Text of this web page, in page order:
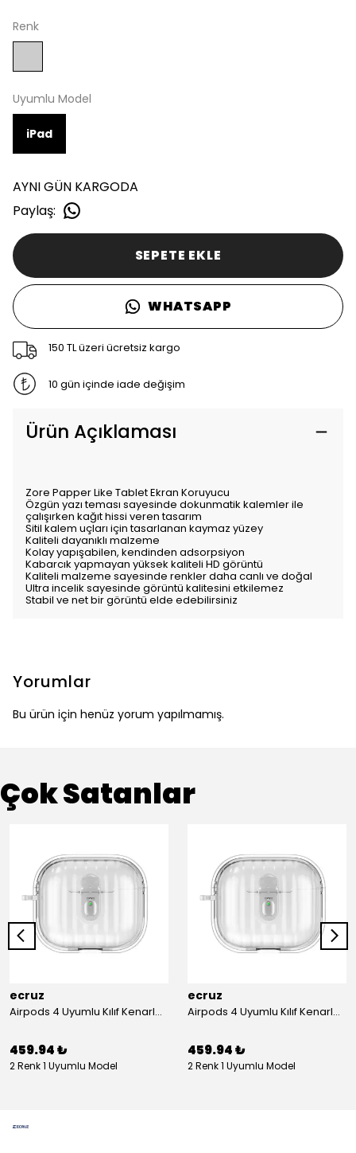
Renk
Uyumlu Model
iPad
AYNI GÜN KARGODA
Paylaş:
SEPETE EKLE
WHATSAPP
150 TL üzeri ücretsiz kargo
10 gün içinde iade değişim
Ürün Açıklaması
Zore Papper Like Tablet Ekran Koruyucu
Özgün yazı teması sayesinde dokunmatik kalemler ile
çalışırken kağıt hissi veren tasarım
Sitil kalem uçları için tasarlanan kaymaz yüzey
Kaliteli dayanıklı malzeme
Kolay yapışabilen, kendinden adsorpsiyon
Kabarcık yapmayan yüksek kaliteli HD görüntü
Kaliteli malzeme sayesinde renkler daha canlı ve doğal
Ultra incelik sayesinde görüntü kalitesini etkilemez
Stabil ve net bir görüntü elde edebilirsiniz
Yorumlar
Bu ürün için henüz yorum yapılmamış.
Çok Satanlar
ecruz
Airpods 4 Uyumlu Kılıf Kenarları Renkli Şeffaf Dilimli Silikon Ecruz Airbag 40 Uyumlu Kılıf
459.94 ₺
2 Renk 1 Uyumlu Model
ecruz
Airpods 4 Uyumlu Kılıf Kenarları Renkli Şeffaf Dilimli Silikon Ecruz Airbag 40 Uyumlu Kılıf
459.94 ₺
2 Renk 1 Uyumlu Model